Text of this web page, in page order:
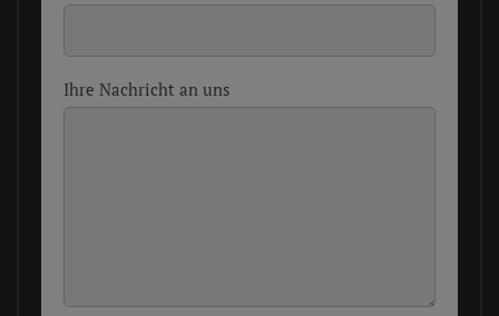
Ihre Nachricht an uns